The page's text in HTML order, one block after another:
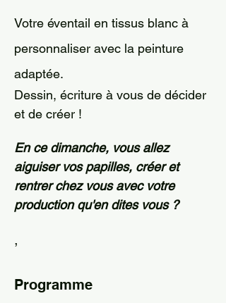
Votre éventail en tissus blanc à
personnaliser avec la peinture
adaptée.
Dessin, écriture à vous de décider
et de créer !
En ce dimanche, vous allez
aiguiser vos papilles, créer et
rentrer chez vous avec votre
production qu'en dites vous ?
,
Programme